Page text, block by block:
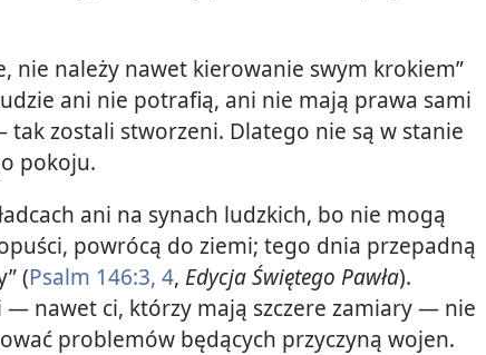
nie należy nawet kierowanie swym krokiem”
ani nie potrafią, ani nie mają prawa sami
tak zostali stworzeni. Dlatego nie są w stanie
pokoju.
ani na synach ludzkich, bo nie mogą
powrócą do ziemi; tego dnia przepadną
(Psalm 146:3, 4, Edycja Świętego Pawła).
— nawet ci, którzy mają szczere zamiary — nie
problemów będących przyczyną wojen.